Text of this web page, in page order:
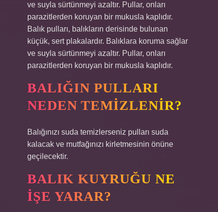
ve suyla sürtünmeyi azaltır. Pullar, onları
parazitlerden koruyan bir mukusla kaplıdır.
Balık pulları, balıkların derisinde bulunan
küçük, sert plakalardır. Balıklara koruma sağlar
ve suyla sürtünmeyi azaltır. Pullar, onları
parazitlerden koruyan bir mukusla kaplıdır.
BALIĞIN PULLARI
NEDEN TEMIZLENIR?
Balığınızı suda temizlerseniz pulları suda
kalacak ve mutfağınızı kirletmesinin önüne
geçilecektir.
BALIK KUYRUĞU NE
IŞE YARAR?